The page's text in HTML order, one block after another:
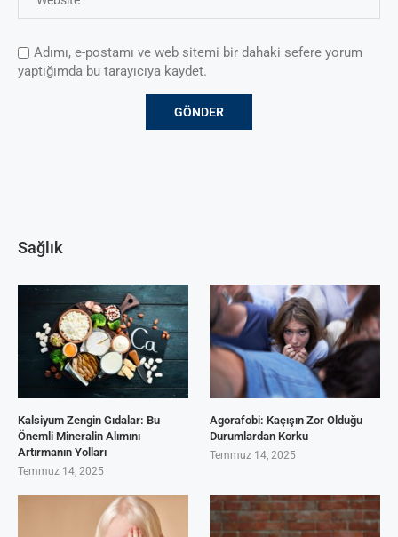
Adımı, e-postamı ve web sitemi bir dahaki sefere yorum
yaptığımda bu tarayıcıya kaydet.
Sağlık
Kalsiyum Zengin Gıdalar: Bu
Önemli Mineralin Alımını
Artırmanın Yolları
Temmuz 14, 2025
Agorafobi: Kaçışın Zor Olduğu
Durumlardan Korku
Temmuz 14, 2025